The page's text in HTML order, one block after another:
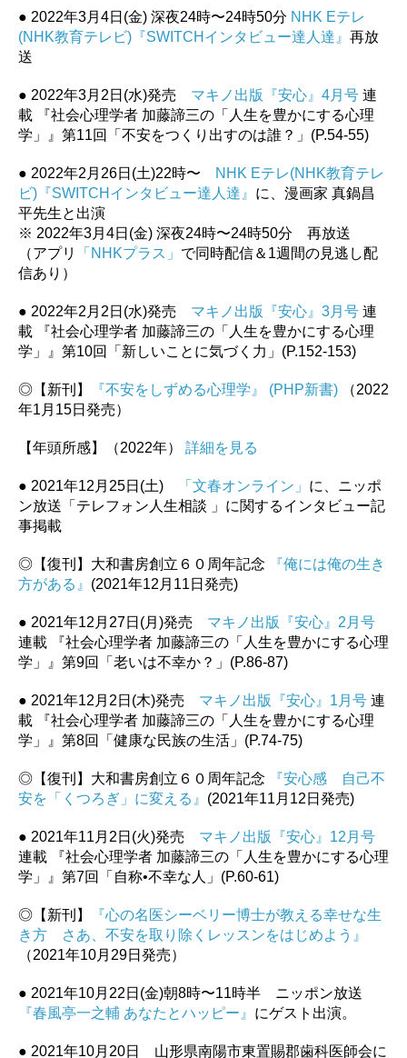
● 2022年3月4日(金) 深夜24時〜24時50分 NHK Eテレ
(NHK教育テレビ)『SWITCHインタビュー達人達』 再放
送
● 2022年3月2日(水)発売 マキノ出版『安心』4月号 連
載 『社会心理学者 加藤諦三の「人生を豊かにする心理
学」』第11回「不安をつくり出すのは誰？」(P.54-55)
● 2022年2月26日(土)22時〜
NHK Eテレ(NHK教育テレ
ビ)『SWITCHインタビュー達人達』 に、漫画家 真鍋昌
平先生と出演
※ 2022年3月4日(金) 深夜24時〜24時50分 再放送
（アプリ
「NHKプラス」 で同時配信＆1週間の見逃し配
信あり）
● 2022年2月2日(水)発売 マキノ出版『安心』3月号 連
載 『社会心理学者 加藤諦三の「人生を豊かにする心理
学」』第10回「新しいことに気づく力」(P.152-153)
◎【新刊】 『不安をしずめる心理学』 (PHP新書)
（2022
年1月15日発売）
【年頭所感】（2022年） 詳細を見る
● 2021年12月25日(土) 「文春オンライン」 に、ニッポ
ン放送「テレフォン人生相談 」に関するインタビュー記
事掲載
◎【復刊】大和書房創立６０周年記念
『俺には俺の生き
方がある』 (2021年12月11日発売)
● 2021年12月27日(月)発売 マキノ出版『安心』2月号
連載 『社会心理学者 加藤諦三の「人生を豊かにする心理
学」』第9回「老いは不幸か？」(P.86-87)
● 2021年12月2日(木)発売 マキノ出版『安心』1月号 連
載 『社会心理学者 加藤諦三の「人生を豊かにする心理
学」』第8回「健康な民族の生活」(P.74-75)
◎【復刊】大和書房創立６０周年記念
『安心感 自己不
安を「くつろぎ」に変える』 (2021年11月12日発売)
● 2021年11月2日(火)発売 マキノ出版『安心』12月号
連載 『社会心理学者 加藤諦三の「人生を豊かにする心理
学」』第7回「自称•不幸な人」(P.60-61)
◎【新刊】
『心の名医シーベリー博士が教える幸せな生
き方 さあ、不安を取り除くレッスンをはじめよう』
（2021年10月29日発売）
● 2021年10月22日(金)朝8時〜11時半 ニッポン放送
『春風亭一之輔 あなたとハッピー』 にゲスト出演。
● 2021年10月20日 山形県南陽市東置賜郡歯科医師会に